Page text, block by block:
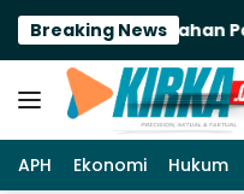
Langsung
konten
Breaking News
Kantor Pertanahan
APH Ekonomi Hukum